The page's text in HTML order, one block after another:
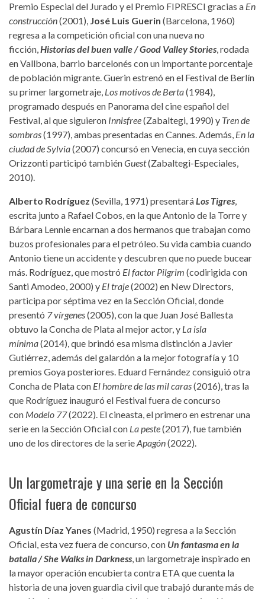
Premio Especial del Jurado y el Premio FIPRESCI gracias a En
construcción(2001), José Luis Guerin (Barcelona, 1960)
regresa a la competición oficial con una nueva no
ficción,Historias del buen valle / Good Valley Stories, rodada
en Vallbona, barrio barcelonés con un importante porcentaje
de población migrante. Guerin estrenó en el Festival de Berlín
su primer largometraje, Los motivos de Berta(1984),
programado después en Panorama del cine español del
Festival, al que siguieron Innisfree(Zabaltegi, 1990) y Tren de
sombras(1997), ambas presentadas en Cannes. Además, En la
ciudad de Sylvia(2007) concursó en Venecia, en cuya sección
Orizzonti participó tambiénGuest(Zabaltegi-Especiales,
2010).
Alberto Rodríguez (Sevilla, 1971) presentaráLos Tigres,
escrita junto a Rafael Cobos, en la que Antonio de la Torre y
Bárbara Lennie encarnan a dos hermanos que trabajan como
buzos profesionales para el petróleo. Su vida cambia cuando
Antonio tiene un accidente y descubren que no puede bucear
más. Rodríguez, que mostró El factor Pilgrim (codirigida con
Santi Amodeo, 2000) y El traje(2002) en New Directors,
participa por séptima vez en la Sección Oficial, donde
presentó 7 vírgenes(2005), con la que Juan José Ballesta
obtuvo la Concha de Plata al mejor actor, y La isla
mínima(2014), que brindó esa misma distinción a Javier
Gutiérrez, además del galardón a la mejor fotografía y 10
premios Goya posteriores. Eduard Fernández consiguió otra
Concha de Plata con El hombre de las mil caras(2016), tras la
que Rodríguez inauguró el Festival fuera de concurso
con Modelo 77(2022). El cineasta, el primero en estrenar una
serie en la Sección Oficial con La peste(2017), fue también
uno de los directores de la serieApagón(2022).
Un largometraje y una serie en la Sección
Oficial fuera de concurso
Agustín Díaz Yanes (Madrid, 1950) regresa a la Sección
Oficial, esta vez fuera de concurso, con Un fantasma en la
batalla / She Walks in Darkness, un largometraje inspirado en
la mayor operación encubierta contra ETA que cuenta la
historia de una joven guardia civil que trabajó durante más de